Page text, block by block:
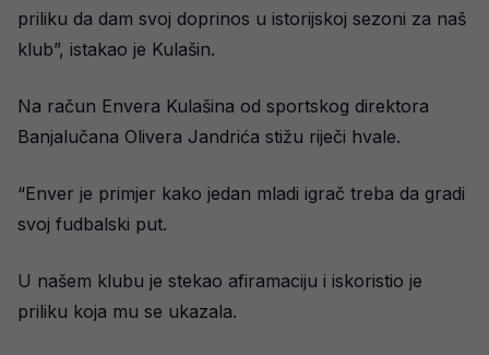
priliku da dam svoj doprinos u istorijskoj sezoni za naš
klub”, istakao je Kulašin.
Na račun Envera Kulašina od sportskog direktora
Banjalučana Olivera Jandrića stižu riječi hvale.
“Enver je primjer kako jedan mladi igrač treba da gradi
svoj fudbalski put.
U našem klubu je stekao afiramaciju i iskoristio je
priliku koja mu se ukazala.